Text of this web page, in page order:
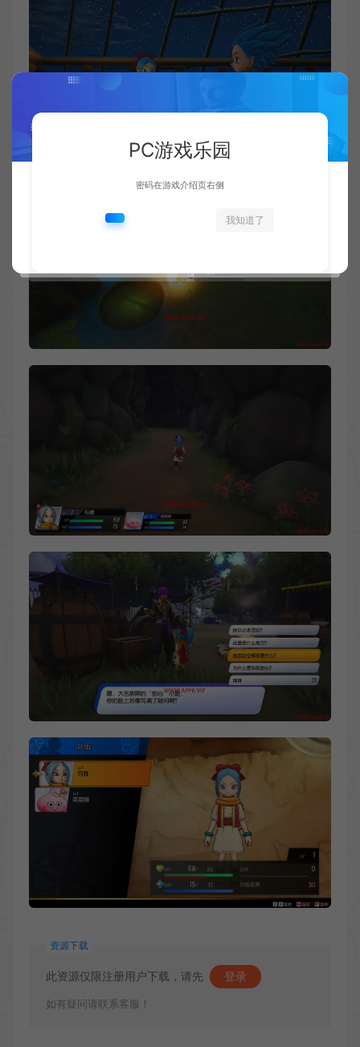
资源下载
此资源仅限注册用户下载，请先 登录
如有疑问请联系客服！
PC游戏乐园
密码在游戏介绍页右侧
我知道了